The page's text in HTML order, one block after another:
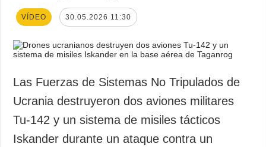
VÍDEO 30.05.2026 11:30
Las Fuerzas de Sistemas No Tripulados de
Ucrania destruyeron dos aviones militares
Tu-142 y un sistema de misiles tácticos
Iskander durante un ataque contra un